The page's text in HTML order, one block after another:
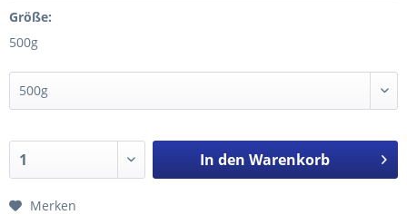
Größe:
500g
In den Warenkorb
Merken